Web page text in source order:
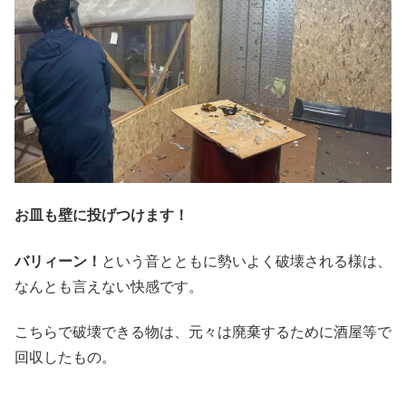
お皿も壁に投げつけます！
バリィーン！ という音とともに勢いよく破壊される様は、
なんとも言えない快感です。
こちらで破壊できる物は、元々は廃棄するために酒屋等で
回収したもの。